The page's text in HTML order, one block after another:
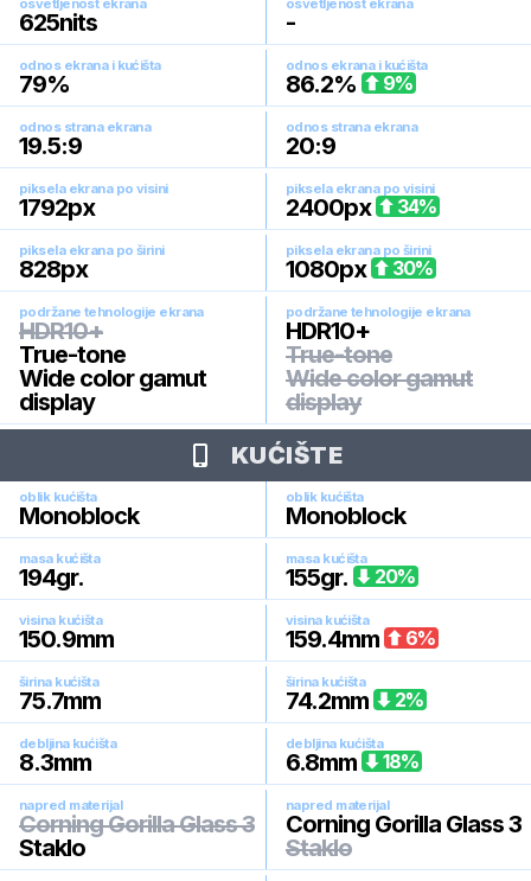
osvetljenost ekrana
625nits
osvetljenost ekrana
-
odnos ekrana i kućišta
79%
odnos ekrana i kućišta
86.2% 9%
odnos strana ekrana
19.5:9
odnos strana ekrana
20:9
piksela ekrana po visini
1792px
piksela ekrana po visini
2400px 34%
piksela ekrana po širini
828px
piksela ekrana po širini
1080px 30%
podržane tehnologije ekrana
HDR10+
True-tone
Wide color gamut
display
podržane tehnologije ekrana
HDR10+
True-tone
Wide color gamut
display
KUĆIŠTE
oblik kućišta
Monoblock
oblik kućišta
Monoblock
masa kućišta
194gr.
masa kućišta
155gr. 20%
visina kućišta
150.9mm
visina kućišta
159.4mm 6%
širina kućišta
75.7mm
širina kućišta
74.2mm 2%
debljina kućišta
8.3mm
debljina kućišta
6.8mm 18%
napred materijal
Corning Gorilla Glass 3
Staklo
napred materijal
Corning Gorilla Glass 3
Staklo